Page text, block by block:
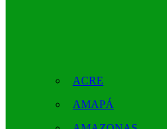
ACRE
AMAPÁ